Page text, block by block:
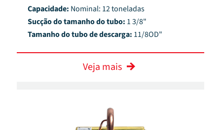
Capacidade: Nominal: 12 toneladas
Sucção do tamanho do tubo: 1 3/8"
Tamanho do tubo de descarga: 11/8OD"
Veja mais